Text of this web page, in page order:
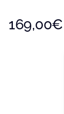
169,00€